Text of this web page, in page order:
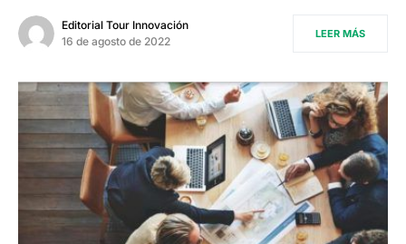
Editorial Tour Innovación
16 de agosto de 2022
LEER MÁS